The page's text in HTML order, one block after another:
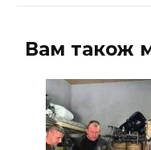
Вам також